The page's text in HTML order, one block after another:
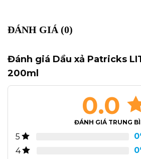
ĐÁNH GIÁ (0)
Đánh giá Dầu xả Patricks
200ml
0.0
ĐÁNH GIÁ TRUNG
5
4